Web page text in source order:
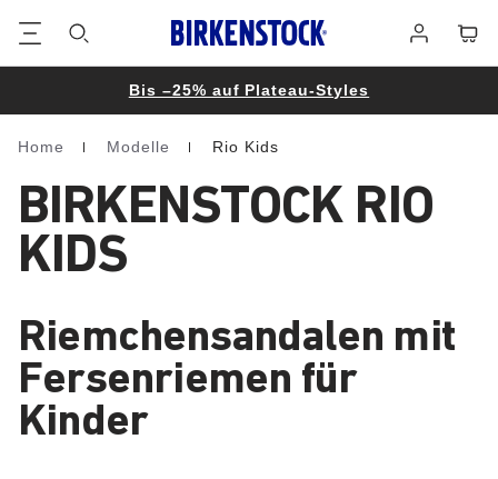
Bis –25% auf Plateau-Styles
Homepage
Home Modelle Rio Kids
BIRKENSTOCK RIO
KIDS
Riemchensandalen mit
Fersenriemen für
Kinder